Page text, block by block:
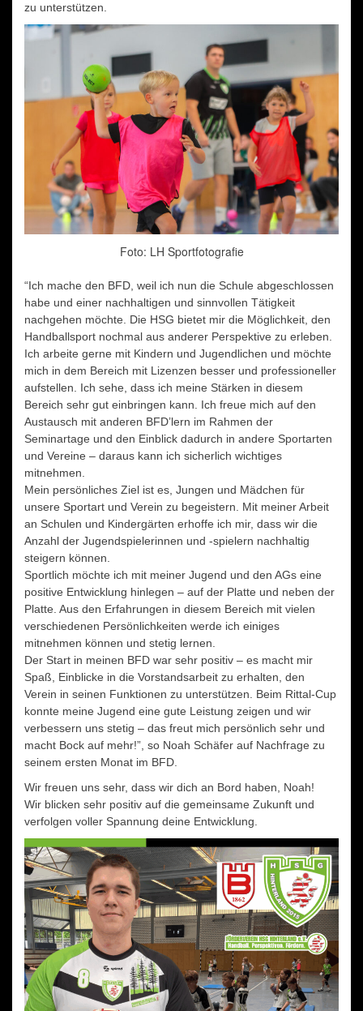
zu unterstützen.
Foto: LH Sportfotografie
“Ich mache den BFD, weil ich nun die Schule abgeschlossen
habe und einer nachhaltigen und sinnvollen Tätigkeit
nachgehen möchte. Die HSG bietet mir die Möglichkeit, den
Handballsport nochmal aus anderer Perspektive zu erleben.
Ich arbeite gerne mit Kindern und Jugendlichen und möchte
mich in dem Bereich mit Lizenzen besser und professioneller
aufstellen. Ich sehe, dass ich meine Stärken in diesem
Bereich sehr gut einbringen kann. Ich freue mich auf den
Austausch mit anderen BFD’lern im Rahmen der
Seminartage und den Einblick dadurch in andere Sportarten
und Vereine – daraus kann ich sicherlich wichtiges
mitnehmen.
Mein persönliches Ziel ist es, Jungen und Mädchen für
unsere Sportart und Verein zu begeistern. Mit meiner Arbeit
an Schulen und Kindergärten erhoffe ich mir, dass wir die
Anzahl der Jugendspielerinnen und -spielern nachhaltig
steigern können.
Sportlich möchte ich mit meiner Jugend und den AGs eine
positive Entwicklung hinlegen – auf der Platte und neben der
Platte. Aus den Erfahrungen in diesem Bereich mit vielen
verschiedenen Persönlichkeiten werde ich einiges
mitnehmen können und stetig lernen.
Der Start in meinen BFD war sehr positiv – es macht mir
Spaß, Einblicke in die Vorstandsarbeit zu erhalten, den
Verein in seinen Funktionen zu unterstützen. Beim Rittal-Cup
konnte meine Jugend eine gute Leistung zeigen und wir
verbessern uns stetig – das freut mich persönlich sehr und
macht Bock auf mehr!”, so Noah Schäfer auf Nachfrage zu
seinem ersten Monat im BFD.
Wir freuen uns sehr, dass wir dich an Bord haben, Noah!
Wir blicken sehr positiv auf die gemeinsame Zukunft und
verfolgen voller Spannung deine Entwicklung.